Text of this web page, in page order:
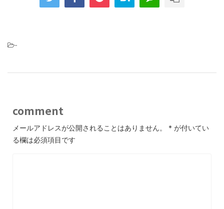
-
comment
メールアドレスが公開されることはありません。 * が付いてい
る欄は必須項目です